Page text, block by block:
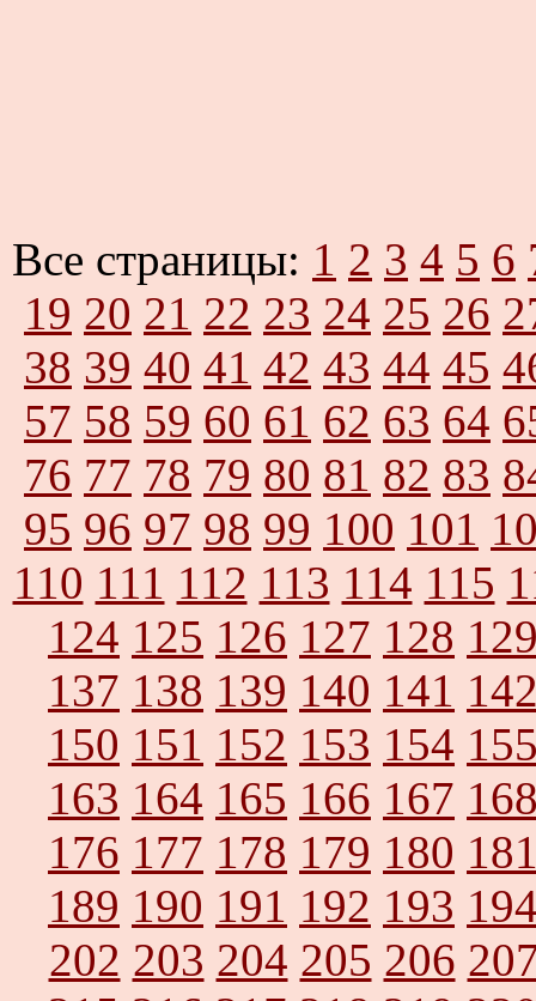
Все страницы: 1 2 3 4 5 6
19 20 21 22 23 24 25 26
38 39 40 41 42 43 44 45
57 58 59 60 61 62 63 64
76 77 78 79 80 81 82 83
95 96 97 98 99 100 101
110 111 112 113 114 115
124 125 126 127 128
137 138 139 140 141
150 151 152 153 154
163 164 165 166 167
176 177 178 179 180
189 190 191 192 193
202 203 204 205 206